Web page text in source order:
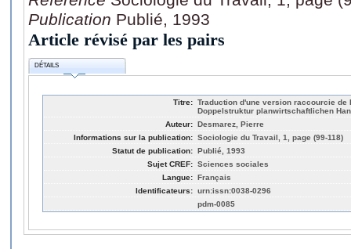
Publication Publié, 1993
Article révisé par les pairs
DÉTAILS
Titre: Traduction d'une version raccourcie de
Doppelstruktur planwirtschaftlichen
Auteur: Desmarez, Pierre
Informations sur la publication: Sociologie du Travail, 1, page (99-118)
Statut de publication: Publié, 1993
Sujet CREF: Sciences sociales
Langue: Français
Identificateurs: urn:issn:0038-0296
pdm-0085